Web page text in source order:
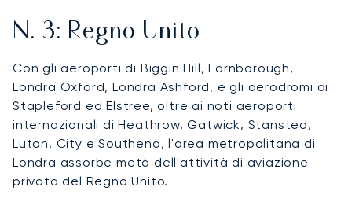
N. 3: Regno Unito
Con gli aeroporti di Biggin Hill, Farnborough,
Londra Oxford, Londra Ashford, e gli aerodromi di
Stapleford ed Elstree, oltre ai noti aeroporti
internazionali di Heathrow, Gatwick, Stansted,
Luton, City e Southend, l'area metropolitana di
Londra assorbe metà dell'attività di aviazione
privata del Regno Unito.